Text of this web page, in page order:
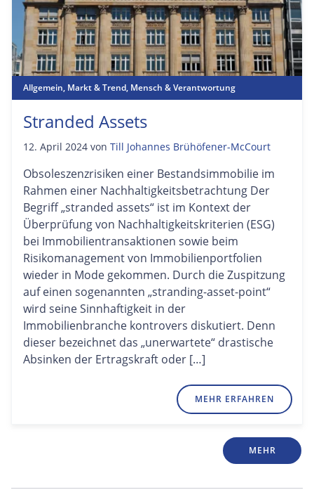
Allgemein, Markt & Trend, Mensch & Verantwortung
Stranded Assets
12. April 2024 von Till Johannes Brühöfener-McCourt
Obsoleszenzrisiken einer Bestandsimmobilie im
Rahmen einer Nachhaltigkeitsbetrachtung Der
Begriff „stranded assets“ ist im Kontext der
Überprüfung von Nachhaltigkeitskriterien (ESG)
bei Immobilientransaktionen sowie beim
Risikomanagement von Immobilienportfolien
wieder in Mode gekommen. Durch die Zuspitzung
auf einen sogenannten „stranding-asset-point“
wird seine Sinnhaftigkeit in der
Immobilienbranche kontrovers diskutiert. Denn
dieser bezeichnet das „unerwartete“ drastische
Absinken der Ertragskraft oder […]
MEHR ERFAHREN
MEHR